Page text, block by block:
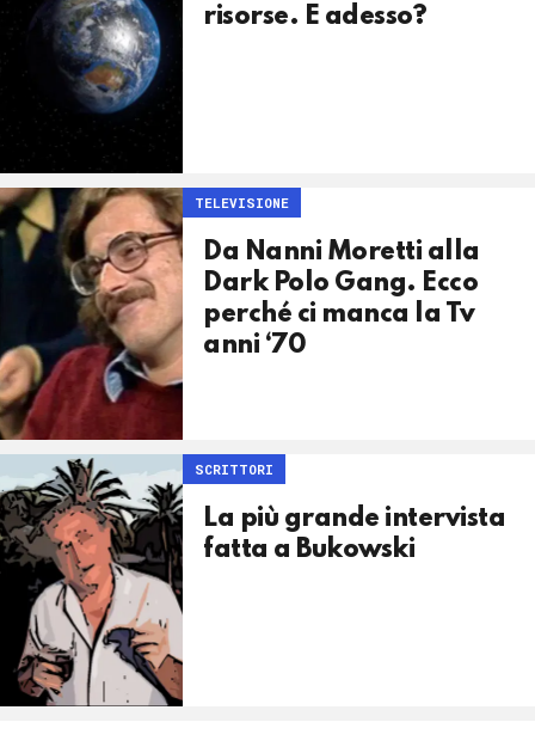
risorse. E adesso?
TELEVISIONE
Da Nanni Moretti alla
Dark Polo Gang. Ecco
perché ci manca la Tv
anni ‘70
SCRITTORI
La più grande intervista
fatta a Bukowski